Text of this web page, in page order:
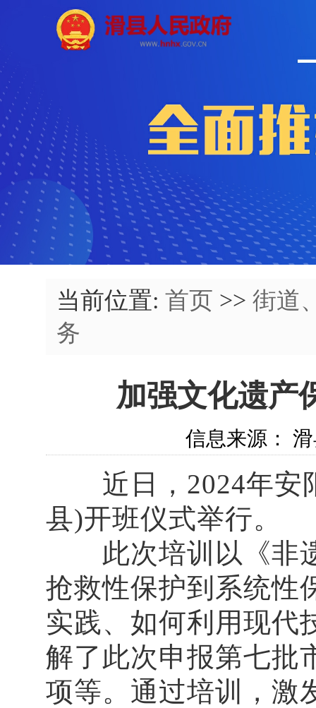
当前位置: 首页 >> 街道
务
加强文化遗产
信息来源：
近日，2024年安
县)开班仪式举行。
此次培训以《非遗
抢救性保护到系统性
实践、如何利用现代
解了此次申报第七批
项等。通过培训，激